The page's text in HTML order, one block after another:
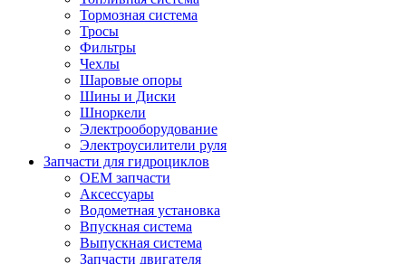
Тормозная система
Тросы
Фильтры
Чехлы
Шаровые опоры
Шины и Диски
Шноркели
Электрооборудование
Электроусилители руля
Запчасти для гидроциклов
OEM запчасти
Аксессуары
Водометная установка
Впускная система
Выпускная система
Запчасти двигателя